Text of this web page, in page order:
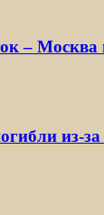
– Москва
из-